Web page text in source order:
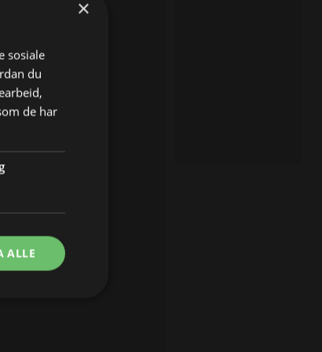
×
sosiale
du
de har
ALLE